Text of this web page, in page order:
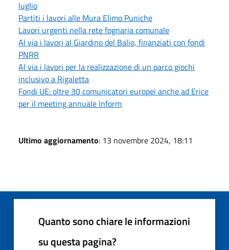
luglio
Partiti i lavori alle Mura Elimo Puniche
Lavori urgenti nella rete fognaria comunale
Al via i lavori al Giardino del Balio, finanziati con fondi
PNRR
Al via i lavori per la realizzazione di un parco giochi
inclusivo a Rigaletta
Fondi UE: oltre 30 comunicatori europei anche ad Erice
per il meeting annuale Inform
Ultimo aggiornamento: 13 novembre 2024, 18:11
Quanto sono chiare le informazioni
su questa pagina?